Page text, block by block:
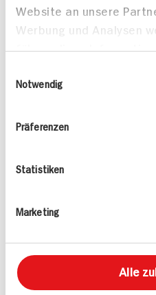
Website an unsere
Werbung und Analysen
führen diese
bereitgestellt haben
Notwendig
Präferenzen
Statistiken
Marketing
Alle
kontakt
hit.de
Wir beantworten gerne Ihre
Folgen Sie uns auf TikTok
Marktfinder